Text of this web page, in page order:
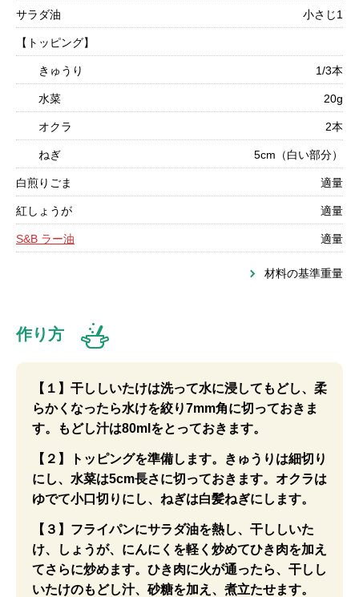
サラダ油 小さじ1
【トッピング】
きゅうり 1/3本
水菜 20g
オクラ 2本
ねぎ 5cm（白い部分）
白煎りごま 適量
紅しょうが 適量
S&B ラー油 適量
材料の基準重量
作り方
【１】干ししいたけは洗って水に浸してもどし、柔
らかくなったら水けを絞り7mm角に切っておきま
す。もどし汁は80mlをとっておきます。
【２】トッピングを準備します。きゅうりは細切り
にし、水菜は5cm長さに切っておきます。オクラは
ゆでて小口切りにし、ねぎは白髪ねぎにします。
【３】フライパンにサラダ油を熱し、干ししいた
け、しょうが、にんにくを軽く炒めてひき肉を加え
てさらに炒めます。ひき肉に火が通ったら、干しし
いたけのもどし汁、砂糖を加え、煮立たせます。